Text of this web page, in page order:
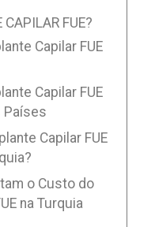
CAPILAR FUE?
Capilar FUE
Capilar FUE
Países
Capilar FUE
o Custo do
na Turquia